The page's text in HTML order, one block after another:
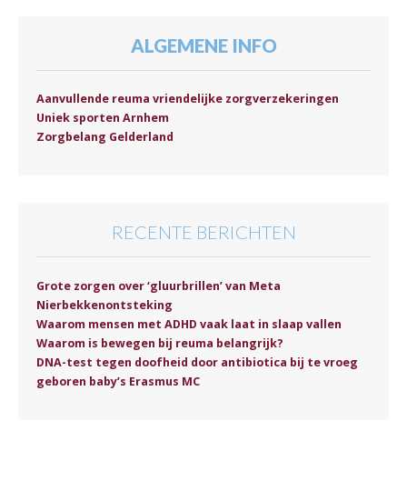
ALGEMENE INFO
Aanvullende reuma vriendelijke zorgverzekeringen
Uniek sporten Arnhem
Zorgbelang Gelderland
RECENTE BERICHTEN
Grote zorgen over ‘gluurbrillen’ van Meta
Nierbekkenontsteking
Waarom mensen met ADHD vaak laat in slaap vallen
Waarom is bewegen bij reuma belangrijk?
DNA-test tegen doofheid door antibiotica bij te vroeg
geboren baby’s Erasmus MC